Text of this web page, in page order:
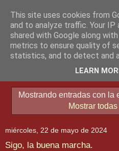
Mostrando entradas con la
Mostrar
miércoles, 22 de mayo de 2024
Sigo, la buena marcha.
This site uses cookies from
and to analyze traffic. Your IP
shared with Google along
metrics to ensure quality of
statistics, and to detect and
LEARN